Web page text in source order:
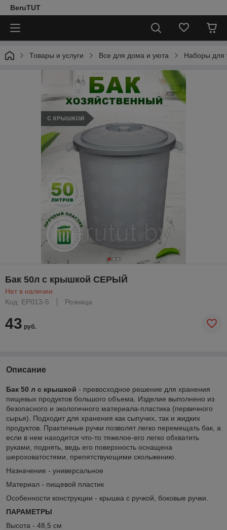
BeruTUT
Товары и услуги Все для дома и уюта Наборы для
Бак 50л с крышкой СЕРЫЙ
Нет в наличии
Код: ЕР013-5
Розница
43 руб.
Описание
Бак 50 л с крышкой - превосходное решение для хранения
пищевых продуктов большого объема. Изделие выполнено из
безопасного и экологичного материала-пластика (первичного
сырья). Подходит для хранения как сыпучих, так и жидких
продуктов. Практичные ручки позволят легко перемещать бак, а
если в нем находится что-то тяжелое-его легко обхватить
руками, поднять, ведь его поверхность оснащена
шероховатостями, препятствующими скольжению.
Назначение - универсальное
Материал - пищевой пластик
Особенности конструкции - крышка с ручкой, боковые ручки.
ПАРАМЕТРЫ
Высота - 48,5 см